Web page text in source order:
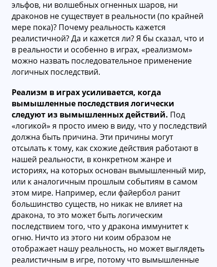
эльфов, ни волшебных огненных шаров, ни
драконов не существует в реальности (по крайней
мере пока)? Почему реальность кажется
реалистичной? Да и кажется ли? Я бы сказал, что и
в реальности и особенно в играх, «реализмом»
можно назвать последовательное применение
логичных последствий.
Реализм в играх усиливается, когда
вымышленные последствия логически
следуют из вымышленных действий. Под
«логикой» я просто имею в виду, что у последствий
должна быть причина. Эти причины могут
отсылать к тому, как схожие действия работают в
нашей реальности, в конкретном жанре и
историях, на которых основан вымышленный мир,
или к аналогичным прошлым событиям в самом
этом мире. Например, если файербол ранит
большинство существ, но никак не влияет на
дракона, то это может быть логическим
последствием того, что у дракона иммунитет к
огню. Ничто из этого ни коим образом не
отображает нашу реальность, но может выглядеть
реалистичным в игре, потому что вымышленные